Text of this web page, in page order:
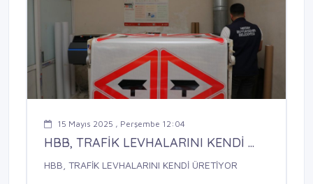
15 Mayıs 2025 , Perşembe 12:04
HBB, TRAFİK LEVHALARINI KENDİ ...
HBB, TRAFİK LEVHALARINI KENDİ ÜRETİYOR